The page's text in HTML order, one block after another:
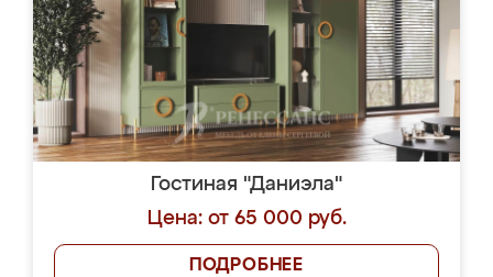
Гостиная "Даниэла"
Цена: от 65 000 руб.
ПОДРОБНЕЕ